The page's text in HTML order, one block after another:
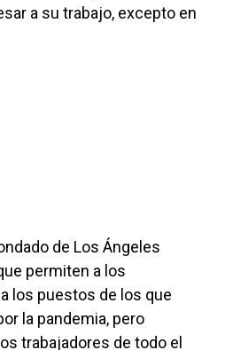
a su trabajo, excepto en
de Los Ángeles
permiten a los
los puestos de los que
la pandemia, pero
trabajadores de todo el